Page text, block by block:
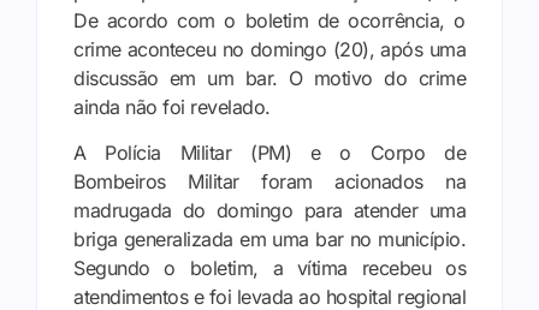
De acordo com o boletim de ocorrência, o
crime aconteceu no domingo (20), após uma
discussão em um bar. O motivo do crime
ainda não foi revelado.
A Polícia Militar (PM) e o Corpo de
Bombeiros Militar foram acionados na
madrugada do domingo para atender uma
briga generalizada em uma bar no município.
Segundo o boletim, a vítima recebeu os
atendimentos e foi levada ao hospital regional